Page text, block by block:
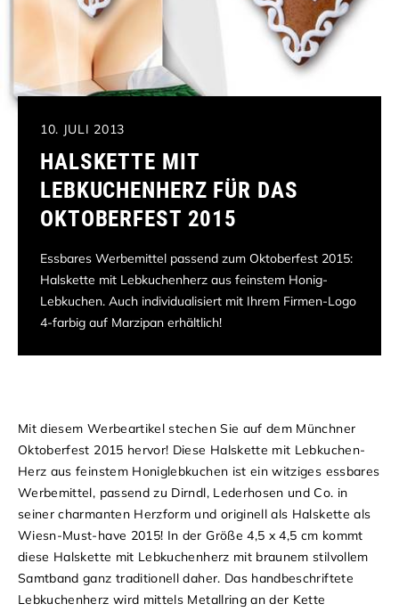
10. JULI 2013
HALSKETTE MIT
LEBKUCHENHERZ FÜR DAS
OKTOBERFEST 2015
Essbares Werbemittel passend zum Oktoberfest 2015:
Halskette mit Lebkuchenherz aus feinstem Honig-
Lebkuchen. Auch individualisiert mit Ihrem Firmen-Logo
4-farbig auf Marzipan erhältlich!
Mit diesem Werbeartikel stechen Sie auf dem Münchner
Oktoberfest 2015 hervor! Diese Halskette mit Lebkuchen-
Herz aus feinstem Honiglebkuchen ist ein witziges essbares
Werbemittel, passend zu Dirndl, Lederhosen und Co. in
seiner charmanten Herzform und originell als Halskette als
Wiesn-Must-have 2015! In der Größe 4,5 x 4,5 cm kommt
diese Halskette mit Lebkuchenherz mit braunem stilvollem
Samtband ganz traditionell daher. Das handbeschriftete
Lebkuchenherz wird mittels Metallring an der Kette